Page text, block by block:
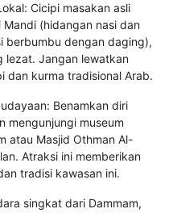
Cicipi masakan asli
(hidangan nasi dan
berbumbu dengan daging),
lezat. Jangan lewatkan
dan kurma tradisional Arab.
Benamkan diri
mengunjungi museum
atau Masjid Othman Al-
Atraksi ini memberikan
tradisi kawasan ini.
singkat dari Dammam,